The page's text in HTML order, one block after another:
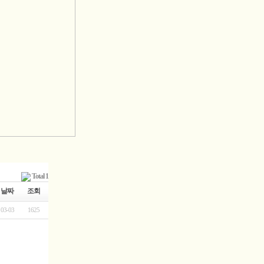
Total 1
날짜
조회
03-03 1625